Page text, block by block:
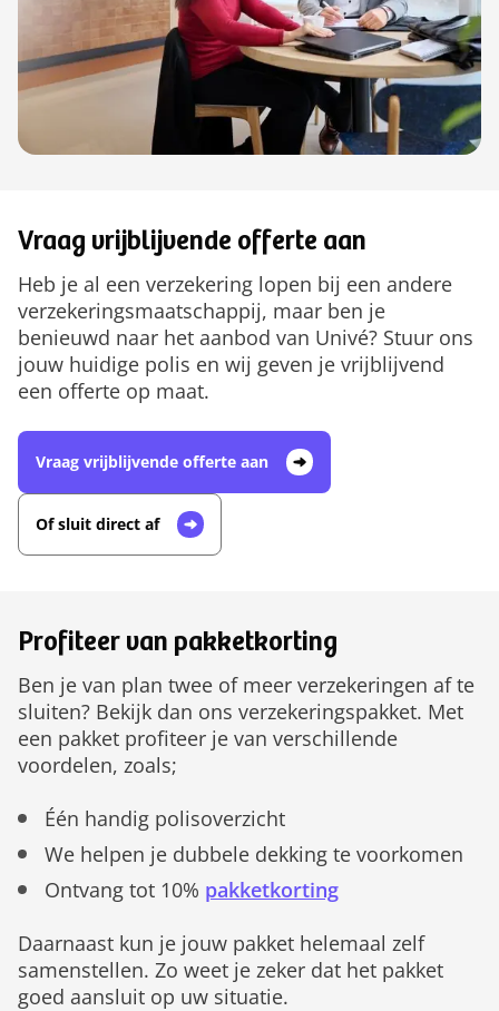
Vraag vrijblijvende offerte aan
Heb je al een verzekering lopen bij een andere
verzekeringsmaatschappij, maar ben je
benieuwd naar het aanbod van Univé? Stuur ons
jouw huidige polis en wij geven je vrijblijvend
een offerte op maat.
Vraag vrijblijvende offerte aan
Of sluit direct af
Profiteer van pakketkorting
Ben je van plan twee of meer verzekeringen af te
sluiten? Bekijk dan ons verzekeringspakket. Met
een pakket profiteer je van verschillende
voordelen, zoals;
Één handig polisoverzicht
We helpen je dubbele dekking te voorkomen
Ontvang tot 10% pakketkorting
Daarnaast kun je jouw pakket helemaal zelf
samenstellen. Zo weet je zeker dat het pakket
goed aansluit op uw situatie.